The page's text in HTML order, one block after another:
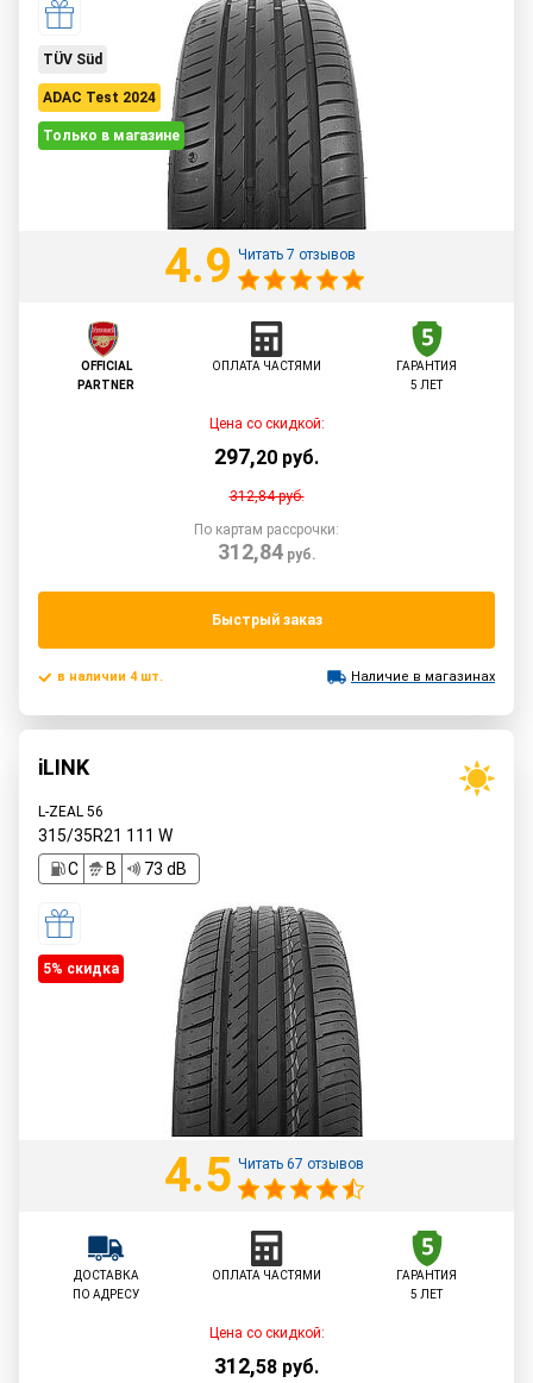
TÜV Süd
ADAC Test 2024
Только в магазине
4.9 Читать 7 отзывов
OFFICIAL
PARTNER
ОПЛАТА ЧАСТЯМИ
ГАРАНТИЯ
5 ЛЕТ
Цена со скидкой:
297,20 руб.
312,84руб.
По картам рассрочки:
312,84руб.
Быстрый заказ
в наличии 4 шт. Наличие в магазинах
iLINK
L-ZEAL 56
315/35R21 111 W
C
B 73 dB
5% cкидка
4.5 Читать 67 отзывов
ДОСТАВКА
ПО АДРЕСУ
ОПЛАТА ЧАСТЯМИ
ГАРАНТИЯ
5 ЛЕТ
Цена со скидкой:
312,58 руб.